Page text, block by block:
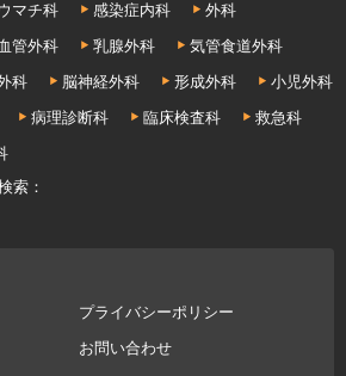
マチ科 感染症内科
外科
管外科 乳腺外科
気管食道外科
科 脳神経外科 形成外科
小児外科
病理診断科 臨床検査科
救急科
索：
プライバシーポリシー
お問い合わせ